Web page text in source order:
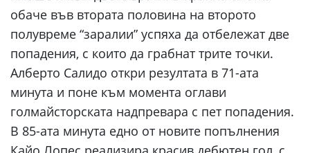
обаче във втората половина на второто
полувреме “заралии” успяха да отбележат две
попадения, с които да грабнат трите точки.
Алберто Салидо откри резултата в 71-ата
минута и поне към момента оглави
голмайсторската надпревара с пет попадения.
В 85-ата минута едно от новите попълнения